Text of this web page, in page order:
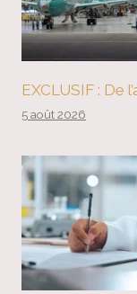
EXCLUSIF : De
5 août 2026